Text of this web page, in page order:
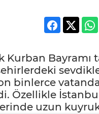
Kurban
binlerce
Özellikle
uzun